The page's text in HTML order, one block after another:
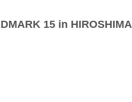
15 in HIROSHIMA